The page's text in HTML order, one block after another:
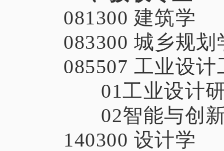
081300 建筑学
083300 城乡规划
085507 工业设计
01工业设计
02智能与创
140300 设计学